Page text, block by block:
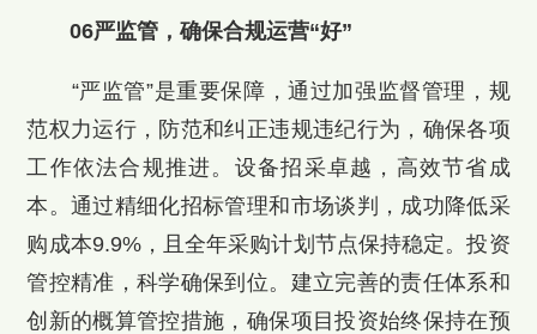
06严监管，确保合规运营“好”
“严监管”是重要保障，通过加强监督管理，规
范权力运行，防范和纠正违规违纪行为，确保各项
工作依法合规推进。设备招采卓越，高效节省成
本。通过精细化招标管理和市场谈判，成功降低采
购成本9.9%，且全年采购计划节点保持稳定。投资
管控精准，科学确保到位。建立完善的责任体系和
创新的概算管控措施，确保项目投资始终保持在预